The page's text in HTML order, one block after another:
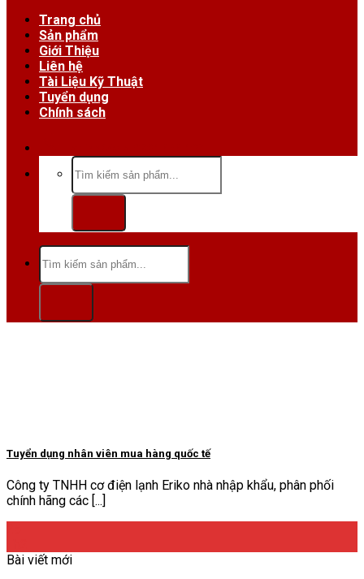
Trang chủ
Sản phẩm
Giới Thiệu
Liên hệ
Tài Liệu Kỹ Thuật
Tuyển dụng
Chính sách
Tìm
kiếm:
Tìm
kiếm:
Tuyển dụng nhân viên mua hàng quốc tế
Công ty TNHH cơ điện lạnh Eriko nhà nhập khẩu, phân phối
chính hãng các [...]
Bài viết mới